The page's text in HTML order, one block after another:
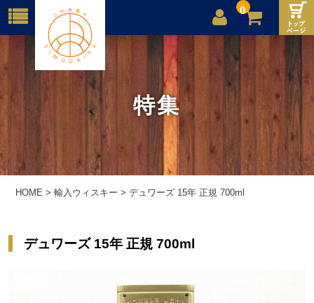
0
店舗案内
ご利用案内
送料
お問合せ
特集
HOME >輸入ウィスキー >デュワーズ 15年 正規 700ml
デュワーズ 15年 正規 700ml